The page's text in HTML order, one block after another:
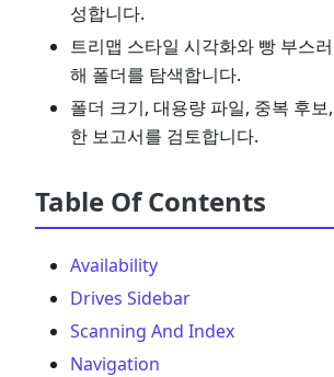
성합니다.
트리맵 스타일 시각화와 빵 부스
해 폴더를 탐색합니다.
폴더 크기, 대용량 파일, 중복 후보
한 보고서를 검토합니다.
Table Of Contents
Availability
Drives Sidebar
Scanning And Index
Navigation